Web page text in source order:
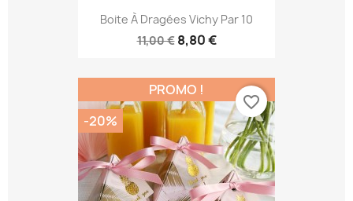
Boite À Dragées Vichy Par 10
11,00 € 8,80 €
PROMO !
-20%
favorite_border